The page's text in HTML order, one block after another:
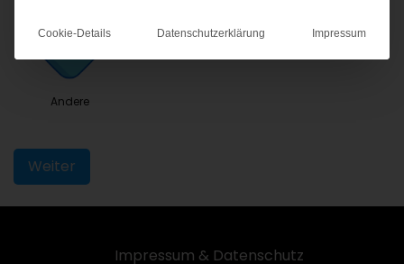
Andere
Weiter
Impressum & Datenschutz
Cookie-Details Datenschutzerklärung Impressum